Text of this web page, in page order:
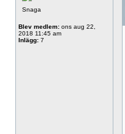
Snaga
Blev medlem: ons aug 22,
2018 11:45 am
Inlägg: 7